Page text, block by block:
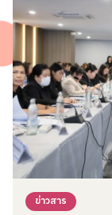
ข่าวสาร